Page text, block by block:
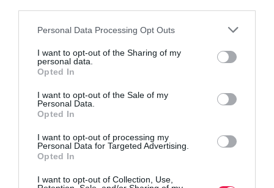
Personal Data Processing Opt Outs
I want to opt-out of the Sharing of my
personal data.
Opted In
I want to opt-out of the Sale of my
Personal Data.
Opted In
I want to opt-out of processing my
Personal Data for Targeted Advertising.
Opted In
I want to opt-out of Collection, Use,